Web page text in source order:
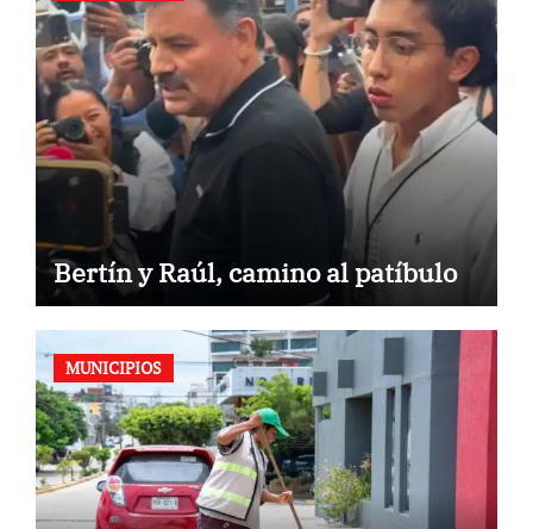
Bertín y Raúl, camino al patíbulo
MUNICIPIOS